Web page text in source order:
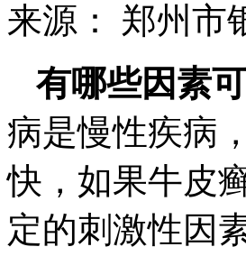
来源： 郑州市
有哪些因素
病是慢性疾病
快，如果牛皮
定的刺激性因